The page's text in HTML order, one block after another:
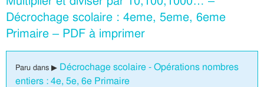
Décrochage scolaire : 4eme, 5eme, 6eme
Primaire – PDF à imprimer
Paru dans ▶ Décrochage scolaire - Opérations nombres
entiers : 4e, 5e, 6e Primaire